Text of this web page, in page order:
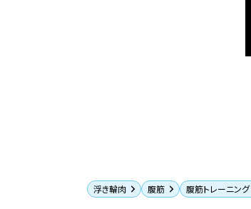
浮き輪肉 腹筋 腹筋トレーニング